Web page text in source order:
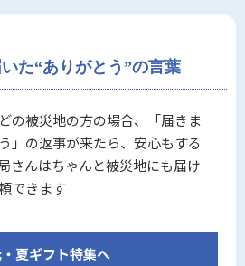
た“ありがとう”の言葉
の被災地の方の場合、「届きま
」の返事が来たら、安心もする
さんはちゃんと被災地にも届け
できます
夏ギフト特集へ